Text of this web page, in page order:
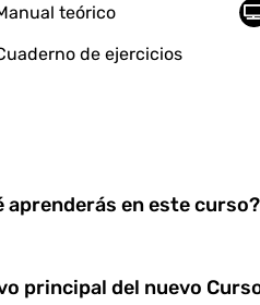
teórico
de ejercicios
aprenderás en este curso?
principal del nuevo